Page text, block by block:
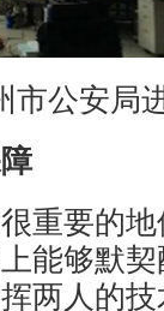
公安局
要的地
能够默
两人的